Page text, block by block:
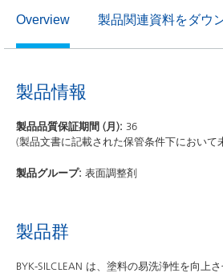
Overview 製品関連資料をダウ
製品情報
製品品質保証期間 (月): 36
(製品文書に記載された保管条件下において
製品グループ: 表面調整剤
製品群
BYK-SILCLEAN は、塗料の易洗浄性を向上